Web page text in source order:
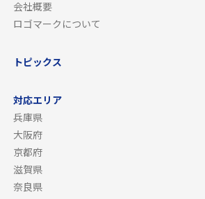
会社概要
ロゴマークについて
トピックス
対応エリア
兵庫県
大阪府
京都府
滋賀県
奈良県